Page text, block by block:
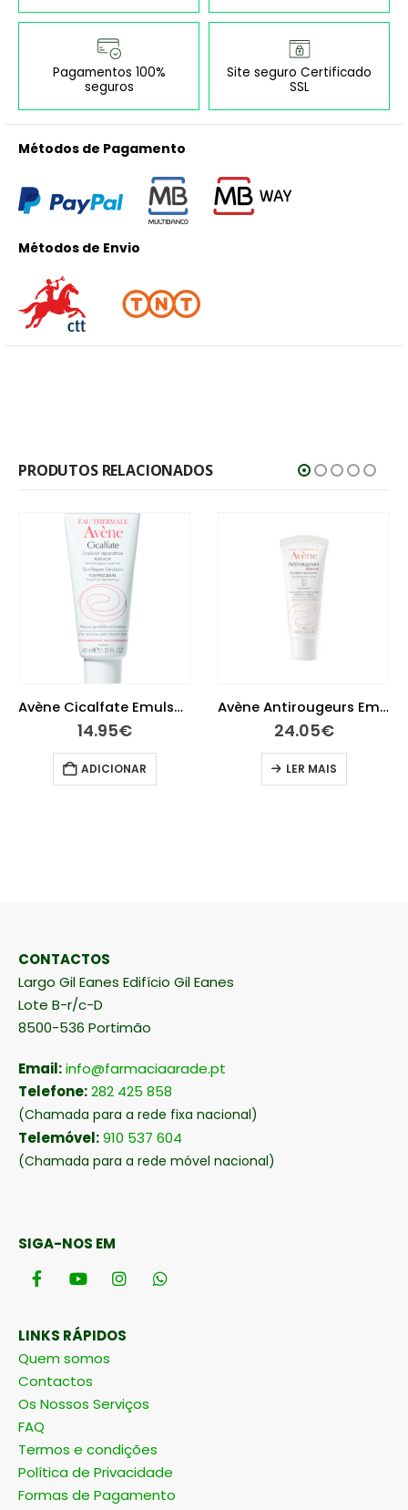
Pagamentos 100%
seguros
Site seguro Certificado
SSL
Métodos de Pagamento
Métodos de Envio
PRODUTOS RELACIONADOS
Avène Cicalfate Emulsão 40 ml
14.95€
ADICIONAR
Avène Antirougeurs Emulsão 40 ml
24.05€
LER MAIS
CONTACTOS
Largo Gil Eanes Edifício Gil Eanes
Lote B-r/c-D
8500-536 Portimão
Email:info@farmaciaarade.pt
Telefone:282 425 858
(Chamada para a rede fixa nacional)
Telemóvel:910 537 604
(Chamada para a rede móvel nacional)
SIGA-NOS EM
LINKS RÁPIDOS
Quem somos
Contactos
Os Nossos Serviços
FAQ
Termos e condições
Política de Privacidade
Formas de Pagamento